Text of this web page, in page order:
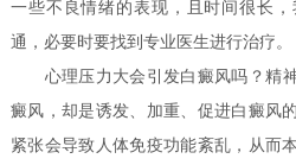
一些不良情绪的表现，且时间很长
通，必要时要找到专业医生进行治疗。
心理压力大会引发白癜风吗？精
癜风，却是诱发、加重、促进白癜风
紧张会导致人体免疫功能紊乱，从而